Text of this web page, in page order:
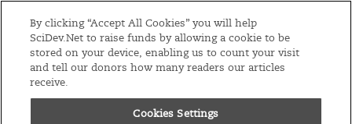
Menu
EditionsAfrique Sub-Saharienne
Actualités
By clicking “Accept All Cookies” you will help
SciDev.Net to raise funds by allowing a cookie to be
stored on your device, enabling us to count your visit
and tell our donors how many readers our articles
receive.
Cookies Settings